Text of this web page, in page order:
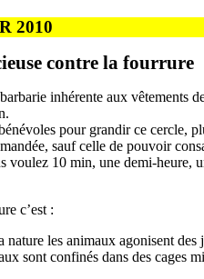
2010
contre la fourrure
inhérente aux vêtements
pour grandir ce cercle,
sauf celle de pouvoir
voulez 10 min, une demi-heure,
c’est :
nature les animaux agonisent des
sont confinés dans des cages